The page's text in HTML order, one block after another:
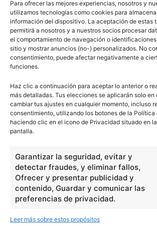
Para ofrecer las mejores experiencias, nosotros y
utilizamos tecnologías como cookies para
información del dispositivo. La aceptación de estas
permitirá a nosotros y a nuestros socios procesar
el comportamiento de navegación o
sitio y mostrar anuncios (no-) personalizados. No
consentimiento, puede afectar negativamente a
funciones.
Haz clic a continuación para aceptar lo anterior o
más detalladas. Tus elecciones se aplicarán solo en
cambiar tus ajustes en cualquier momento, incluso
consentimiento, utilizando los botones de la Política
haciendo clic en el icono de Privacidad situado en
pantalla.
Garantizar la seguridad, evitar y
detectar fraudes, y eliminar fallos,
Ofrecer y presentar publicidad y
contenido, Guardar y comunicar las
preferencias de privacidad.
Leer más sobre estos propósitos
Características de
material